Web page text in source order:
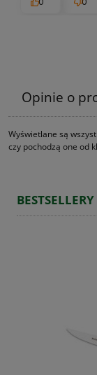
Opinie o
Wyświetlane są
czy pochodzą one od
BESTSELLERY